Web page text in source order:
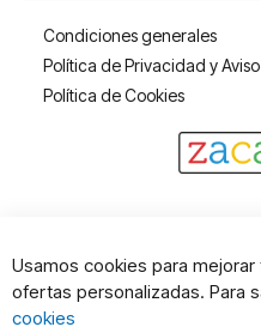
Condiciones generales
Política de Privacidad y
Política de Cookies
Usamos cookies para
ofertas personalizadas. Para
cookies